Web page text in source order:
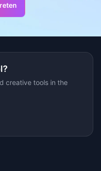
creative tools in the